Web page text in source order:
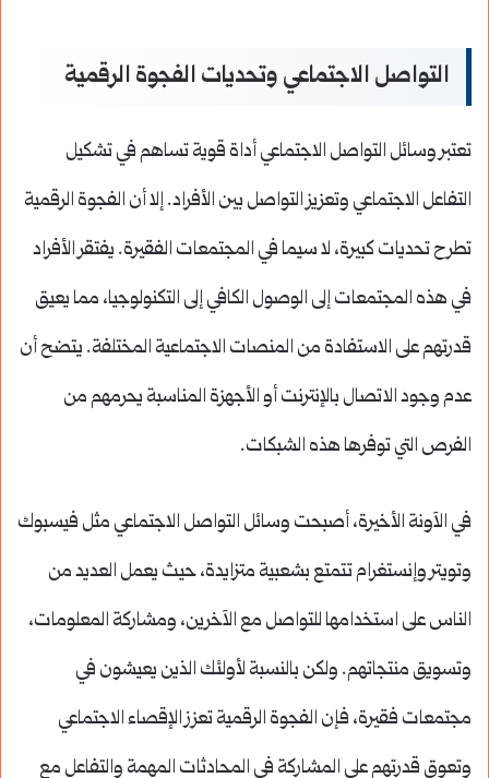
التواصل الاجتماعي وتحديات الفجوة الرقمية
تعتبر وسائل التواصل الاجتماعي أداة قوية تساهم في تشكيل
التفاعل الاجتماعي وتعزيز التواصل بين الأفراد. إلا أن الفجوة الرقمية
تطرح تحديات كبيرة، لا سيما في المجتمعات الفقيرة. يفتقر الأفراد
في هذه المجتمعات إلى الوصول الكافي إلى التكنولوجيا، مما يعيق
قدرتهم على الاستفادة من المنصات الاجتماعية المختلفة. يتضح أن
عدم وجود الاتصال بالإنترنت أو الأجهزة المناسبة يحرمهم من
الفرص التي توفرها هذه الشبكات.
في الآونة الأخيرة، أصبحت وسائل التواصل الاجتماعي مثل فيسبوك
وتويتر وإنستغرام تتمتع بشعبية متزايدة، حيث يعمل العديد من
الناس على استخدامها للتواصل مع الآخرين، ومشاركة المعلومات،
وتسويق منتجاتهم. ولكن بالنسبة لأولئك الذين يعيشون في
مجتمعات فقيرة، فإن الفجوة الرقمية تعزز الإقصاء الاجتماعي
وتعوق قدرتهم على المشاركة في المحادثات المهمة والتفاعل مع